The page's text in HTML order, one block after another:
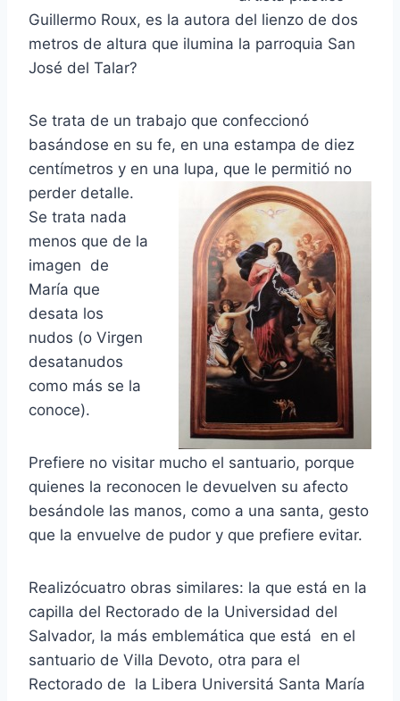
Guillermo Roux, es la autora del lienzo de dos
metros de altura que ilumina la parroquia San
José del Talar?
Se trata de un trabajo que confeccionó
basándose en su fe, en una estampa de diez
centímetros y en una lupa, que le permitió no
perder detalle.
Se trata nada
menos que de la
imagen de
María que
desata los
nudos (o Virgen
desatanudos
como más se la
conoce).
Prefiere no visitar mucho el santuario, porque
quienes la reconocen le devuelven su afecto
besándole las manos, como a una santa, gesto
que la envuelve de pudor y que prefiere evitar.
Realizócuatro obras similares: la que está en la
capilla del Rectorado de la Universidad del
Salvador, la más emblemática que está en el
santuario de Villa Devoto, otra para el
Rectorado de la Libera Universitá Santa María